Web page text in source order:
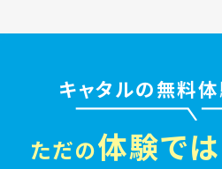
キャタルの無料
ただの体験で